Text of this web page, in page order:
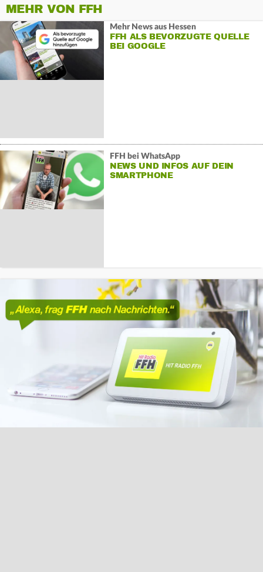
MEHR VON FFH
Mehr News aus Hessen
FFH ALS BEVORZUGTE QUELLE
BEI GOOGLE
FFH bei WhatsApp
NEWS UND INFOS AUF DEIN
SMARTPHONE